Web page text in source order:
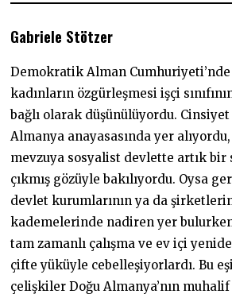
Gabriele Stötzer
Demokratik Alman
kadınların özgürleşmesi işçi
bağlı olarak düşünülüyordu.
Almanya anayasasında yer alıyordu,
mevzuya sosyalist devlette artık
çıkmış gözüyle bakılıyordu. Oysa
devlet kurumlarının ya da
kademelerinde nadiren yer
tam zamanlı çalışma ve ev içi
çifte yüküyle cebelleşiyorlardı. Bu
çelişkiler Doğu Almanya’nın